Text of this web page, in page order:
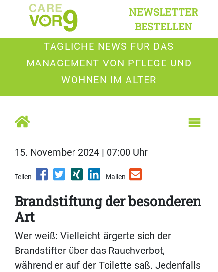
NEWSLETTER
BESTELLEN
TÄGLICHE NEWS FÜR DAS
MANAGEMENT VON PFLEGE UND
WOHNEN IM ALTER
15. November 2024 | 07:00 Uhr
Teilen Mailen
Brandstiftung der besonderen
Art
Wer weiß: Vielleicht ärgerte sich der
Brandstifter über das Rauchverbot,
während er auf der Toilette saß. Jedenfalls